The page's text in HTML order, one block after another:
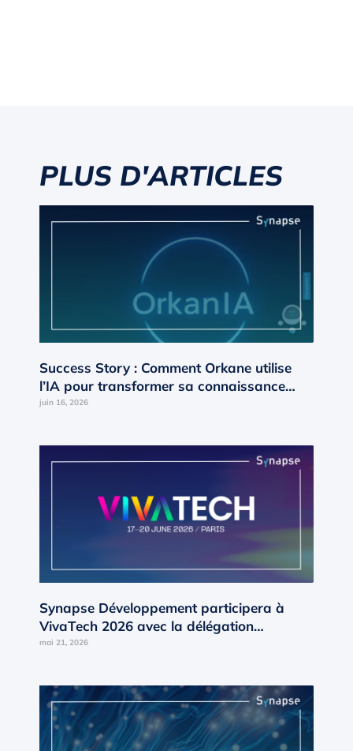
PLUS D'ARTICLES
Success Story : Comment Orkane utilise
l’IA pour transformer sa connaissance
interne en moteur de croissance ?
juin 16, 2026
Synapse Développement participera à
VivaTech 2026 avec la délégation
Occitanie d’AD’OCC
mai 21, 2026